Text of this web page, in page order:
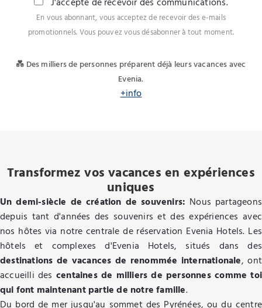
En vous abonnant, vous acceptez de recevoir des e-mails
promotionnels. Vous pouvez vous désabonner à tout moment.
💑 Des milliers de personnes préparent déjà leurs vacances avec
Evenia.
+info
Transformez vos vacances en expériences
uniques
Un demi-siècle de création de souvenirs: Nous partageons
depuis tant d'années des souvenirs et des expériences avec
nos hôtes via notre centrale de réservation Evenia Hotels. Les
hôtels et complexes d'Evenia Hotels, situés dans des
destinations de vacances de renommée internationale, ont
accueilli des centaines de milliers de personnes comme toi
qui font maintenant partie de notre famille.